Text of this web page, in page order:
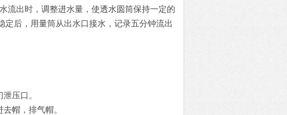
流出时，调整进水量，使透水圆筒保持一定的
定后，用量筒从出水口接水，记录五分钟流出
压口。
帽，排气帽。